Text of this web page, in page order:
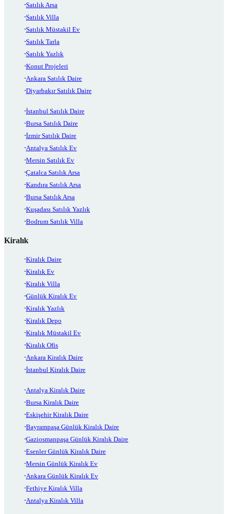
Satılık Arsa
Satılık Villa
Satılık Müstakil Ev
Satılık Tarla
Satılık Yazlık
Konut Projeleri
Ankara Satılık Daire
Diyarbakır Satılık Daire
İstanbul Satılık Daire
Bursa Satılık Daire
İzmir Satılık Daire
Antalya Satılık Ev
Mersin Satılık Ev
Çatalca Satılık Arsa
Kandıra Satılık Arsa
Bursa Satılık Arsa
Kuşadası Satılık Yazlık
Bodrum Satılık Villa
Kiralık
Kiralık Daire
Kiralık Ev
Kiralık Villa
Günlük Kiralık Ev
Kiralık Yazlık
Kiralık Depo
Kiralık Müstakil Ev
Kiralık Ofis
Ankara Kiralık Daire
İstanbul Kiralık Daire
Antalya Kiralık Daire
Bursa Kiralık Daire
Eskişehir Kiralık Daire
Bayrampaşa Günlük Kiralık Daire
Gaziosmanpaşa Günlük Kiralık Daire
Esenler Günlük Kiralık Daire
Mersin Günlük Kiralık Ev
Ankara Günlük Kiralık Ev
Fethiye Kiralık Villa
Antalya Kiralık Villa